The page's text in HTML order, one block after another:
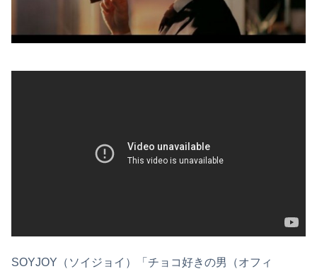
SOYJOY（ソイジョイ）「チョコ好きの男（オフィ